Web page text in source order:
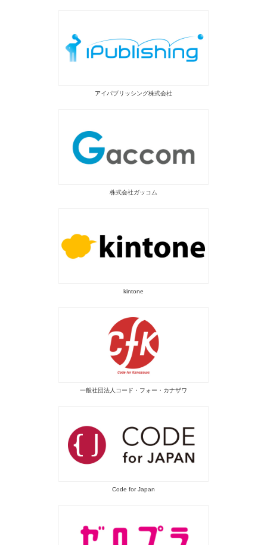
アイパブリッシング株式会社
株式会社ガッコム
kintone
一般社団法人コード・フォー・カナザワ
Code for Japan